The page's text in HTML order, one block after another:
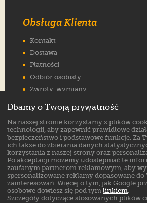
Obsługa Klienta
Kontakt
Dostawa
Płatności
Odbiór osobisty
Zwroty, wymiany
Jak wybrać rozmiar
FAQ
Znajdź nas na:
Dbamy o Twoją prywatność
Na naszej stronie korzystamy z plików
technologii, aby zapewnić prawidłowe
bezpieczeństwo i podstawowe funkcje. Za
ich także do zbierania danych
korzystania z naszej strony oraz
Po akceptacji możemy udostępniać te
zaufanym partnerom reklamowym, aby
spersonalizowane reklamy dopasowane
zainteresowań. Więcej o tym, jak Google
osobowe dowiesz się pod tym linkiem.
Szczegóły dotyczące stosowanych plików